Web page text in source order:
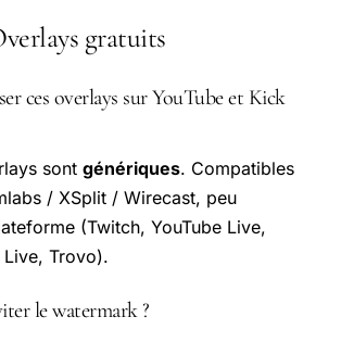
gratuits
ces overlays sur YouTube et Kick
sont génériques. Compatibles
/ XSplit / Wirecast, peu
(Twitch, YouTube Live,
Trovo).
le watermark ?